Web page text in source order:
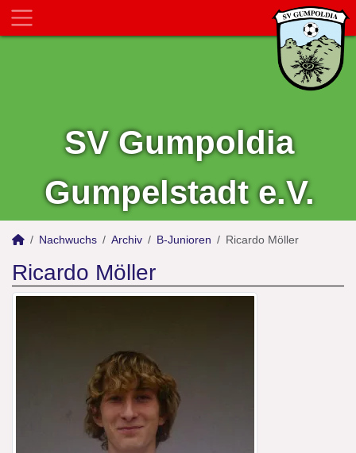
SV Gumpoldia
Gumpelstadt e.V.
Nachwuchs Archiv B-Junioren Ricardo Möller
Ricardo Möller